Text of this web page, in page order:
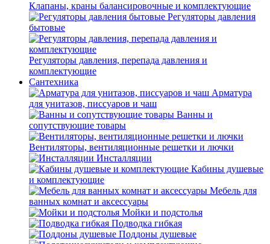
Клапаны, краны балансировочные и комплектующие
Регуляторы давления
бытовые
Регуляторы давления, перепада давления и
комплектующие
Сантехника
Арматура
для унитазов, писсуаров и чаш
Ванны и
сопутствующие товары
Вентиляторы, вентиляционные решетки и лючки
Инсталляции
Кабины душевые
и комплектующие
Мебель для
ванных комнат и аксессуары
Мойки и подстолья
Подводка гибкая
Поддоны душевые